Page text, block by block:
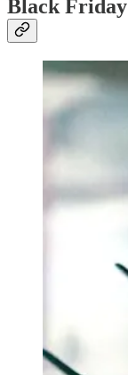
Black Friday